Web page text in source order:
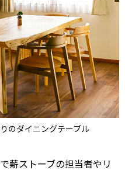
のダイニングテーブル
薪ストーブの担当者やリ